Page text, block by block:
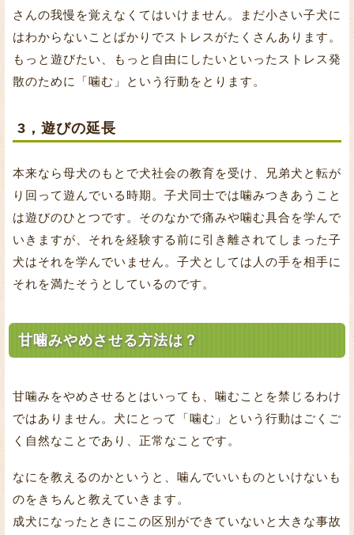
さんの我慢を覚えなくてはいけません。まだ小さい子犬に
はわからないことばかりでストレスがたくさんあります。
もっと遊びたい、もっと自由にしたいといったストレス発
散のために「噛む」という行動をとります。
3，遊びの延長
本来なら母犬のもとで犬社会の教育を受け、兄弟犬と転が
り回って遊んでいる時期。子犬同士では噛みつきあうこと
は遊びのひとつです。そのなかで痛みや噛む具合を学んで
いきますが、それを経験する前に引き離されてしまった子
犬はそれを学んでいません。子犬としては人の手を相手に
それを満たそうとしているのです。
甘噛みやめさせる方法は？
甘噛みをやめさせるとはいっても、噛むことを禁じるわけ
ではありません。犬にとって「噛む」という行動はごくご
く自然なことであり、正常なことです。
なにを教えるのかというと、噛んでいいものといけないも
のをきちんと教えていきます。
成犬になったときにこの区別ができていないと大きな事故